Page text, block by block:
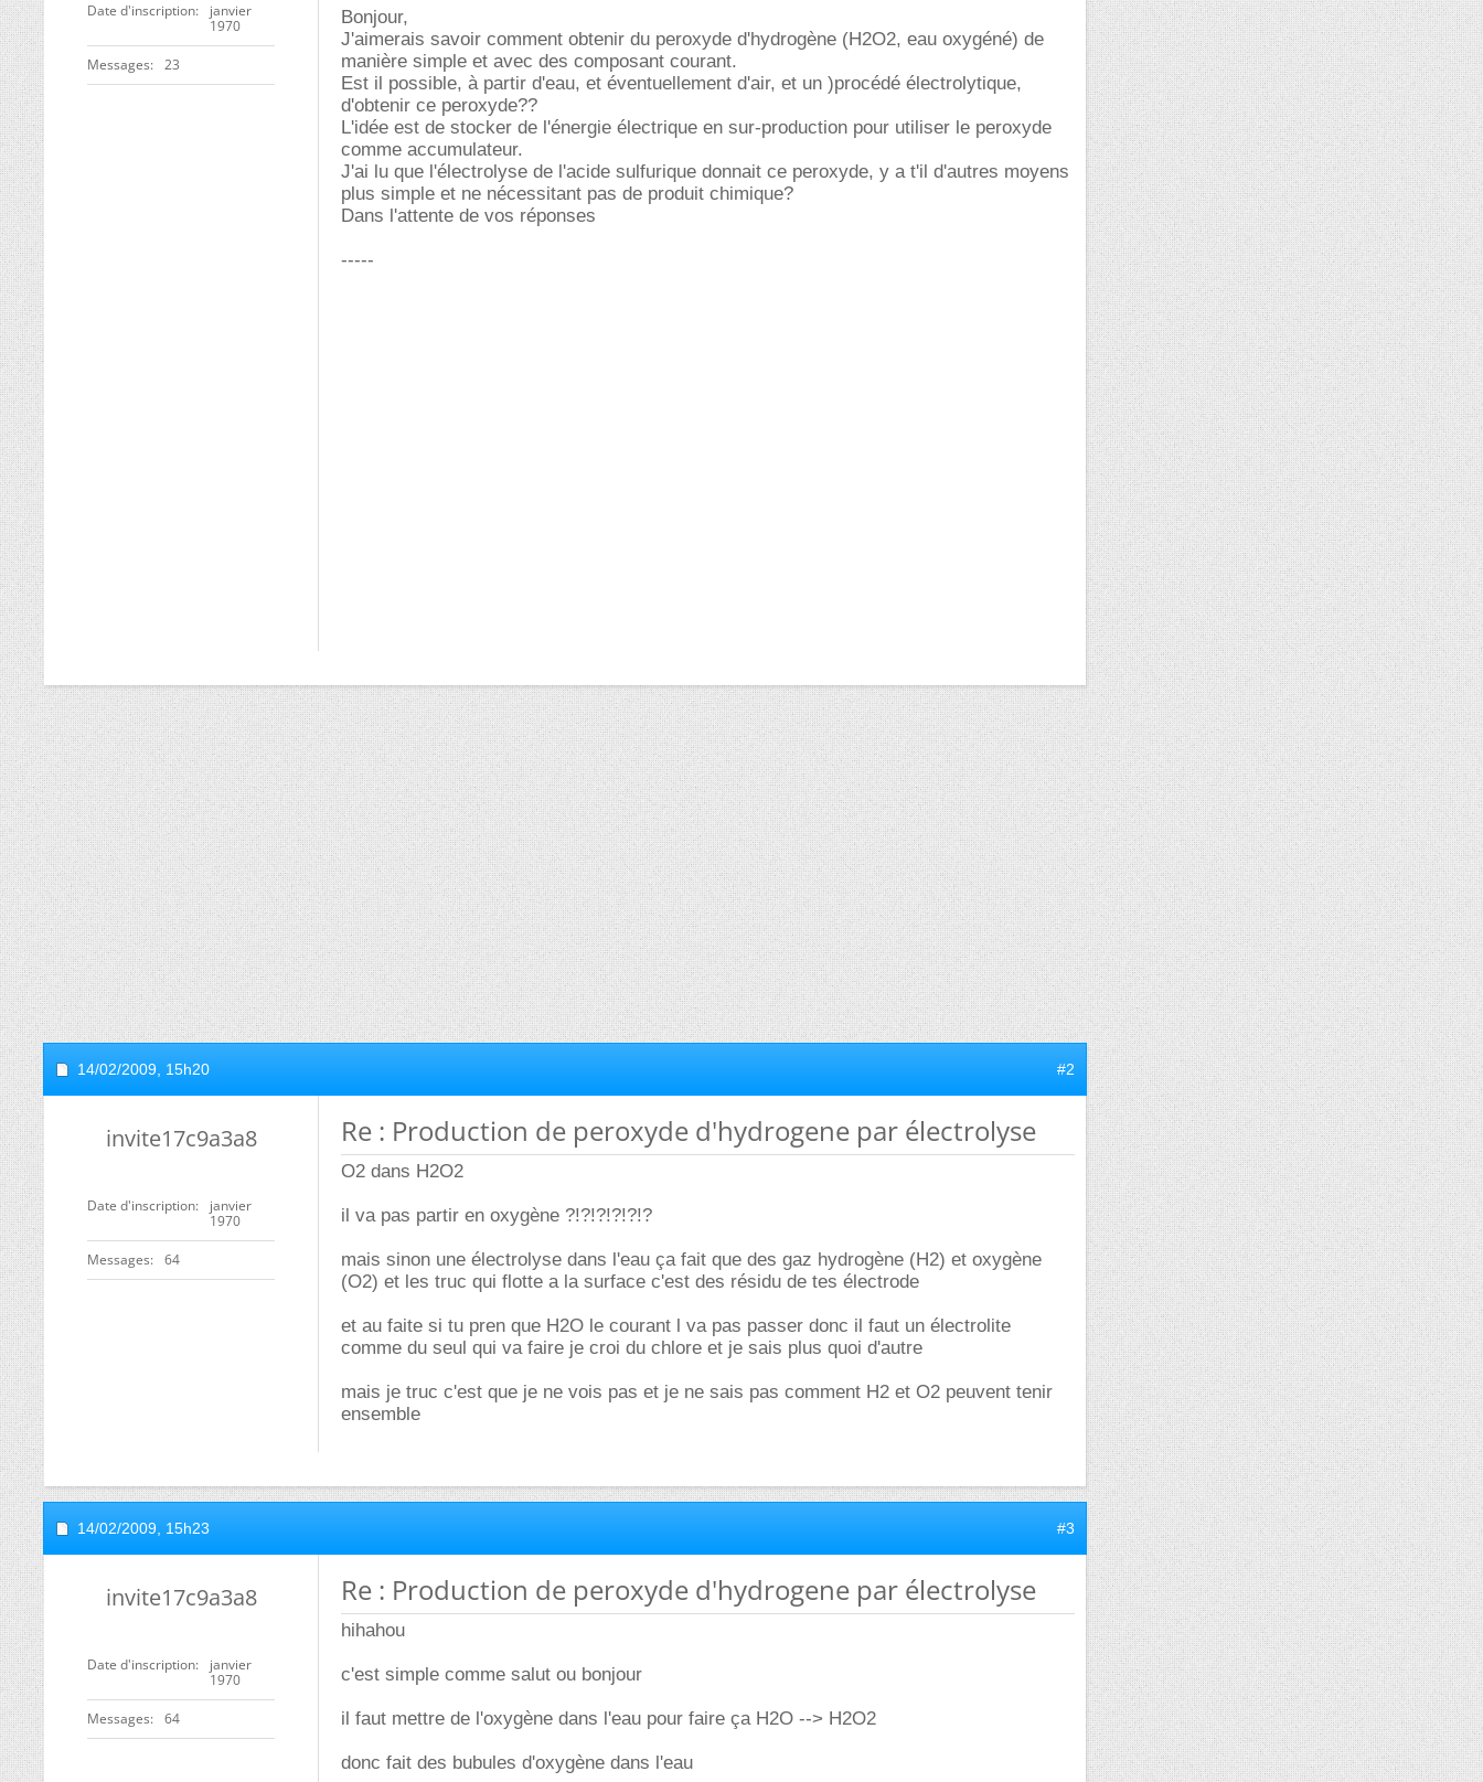
Date d'inscription
janvier
1970
Messages 23
Bonjour,
J'aimerais savoir comment obtenir du peroxyde d'hydrogène (H2O2, eau oxygéné) de
manière simple et avec des composant courant.
Est il possible, à partir d'eau, et éventuellement d'air, et un )procédé électrolytique,
d'obtenir ce peroxyde??
L'idée est de stocker de l'énergie électrique en sur-production pour utiliser le peroxyde
comme accumulateur.
J'ai lu que l'électrolyse de l'acide sulfurique donnait ce peroxyde, y a t'il d'autres moyens
plus simple et ne nécessitant pas de produit chimique?
Dans l'attente de vos réponses
-----
14/02/2009, 15h20 #2
invite17c9a3a8
Date d'inscription
janvier
1970
Messages 64
Re : Production de peroxyde d'hydrogene par électrolyse
O2 dans H2O2
il va pas partir en oxygène ?!?!?!?!?!?
mais sinon une électrolyse dans l'eau ça fait que des gaz hydrogène (H2) et oxygène
(O2) et les truc qui flotte a la surface c'est des résidu de tes électrode
et au faite si tu pren que H2O le courant l va pas passer donc il faut un électrolite
comme du seul qui va faire je croi du chlore et je sais plus quoi d'autre
mais je truc c'est que je ne vois pas et je ne sais pas comment H2 et O2 peuvent tenir
ensemble
14/02/2009, 15h23 #3
invite17c9a3a8
Date d'inscription
janvier
1970
Messages 64
Re : Production de peroxyde d'hydrogene par électrolyse
hihahou
c'est simple comme salut ou bonjour
il faut mettre de l'oxygène dans l'eau pour faire ça H2O --> H2O2
donc fait des bubules d'oxygène dans l'eau